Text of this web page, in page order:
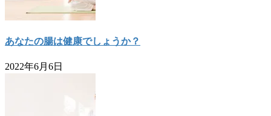
あなたの腸は健康でしょうか？
2022年6月6日